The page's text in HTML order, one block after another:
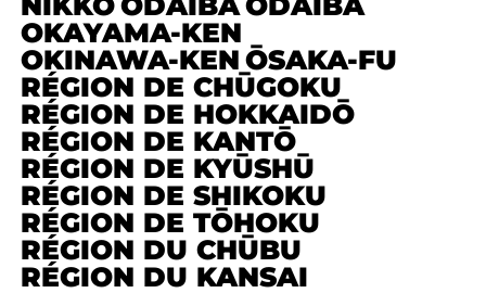
OKAYAMA-KEN
OKINAWA-KEN ŌSAKA-FU
RÉGION DE CHŪGOKU
RÉGION DE HOKKAIDŌ
RÉGION DE KANTŌ
RÉGION DE KYŪSHŪ
RÉGION DE SHIKOKU
RÉGION DE TŌHOKU
RÉGION DU CHŪBU
RÉGION DU KANSAI